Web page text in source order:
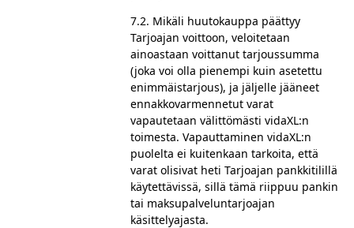
7.2. Mikäli huutokauppa päättyy
Tarjoajan voittoon, veloitetaan
ainoastaan voittanut tarjoussumma
(joka voi olla pienempi kuin asetettu
enimmäistarjous), ja jäljelle jääneet
ennakkovarmennetut varat
vapautetaan välittömästi vidaXL:n
toimesta. Vapauttaminen vidaXL:n
puolelta ei kuitenkaan tarkoita, että
varat olisivat heti Tarjoajan pankkitilillä
käytettävissä, sillä tämä riippuu pankin
tai maksupalveluntarjoajan
käsittelyajasta.